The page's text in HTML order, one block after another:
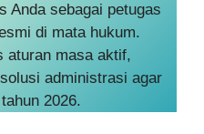
Anda sebagai petugas
di mata hukum.
aturan masa aktif,
administrasi agar
2026.